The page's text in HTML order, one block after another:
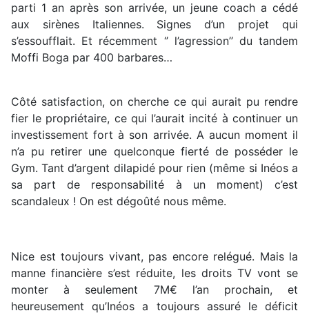
parti 1 an après son arrivée, un jeune coach a cédé
aux sirènes Italiennes. Signes d’un projet qui
s’essoufflait. Et récemment ‘’ l’agression’’ du tandem
Moffi Boga par 400 barbares…
Côté satisfaction, on cherche ce qui aurait pu rendre
fier le propriétaire, ce qui l’aurait incité à continuer un
investissement fort à son arrivée. A aucun moment il
n’a pu retirer une quelconque fierté de posséder le
Gym. Tant d’argent dilapidé pour rien (même si Inéos a
sa part de responsabilité à un moment) c’est
scandaleux ! On est dégoûté nous même.
Nice est toujours vivant, pas encore relégué. Mais la
manne financière s’est réduite, les droits TV vont se
monter à seulement 7M€ l’an prochain, et
heureusement qu’Inéos a toujours assuré le déficit